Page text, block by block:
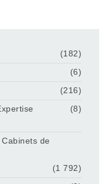
(182)
(6)
(216)
(8)
de
(1 792)